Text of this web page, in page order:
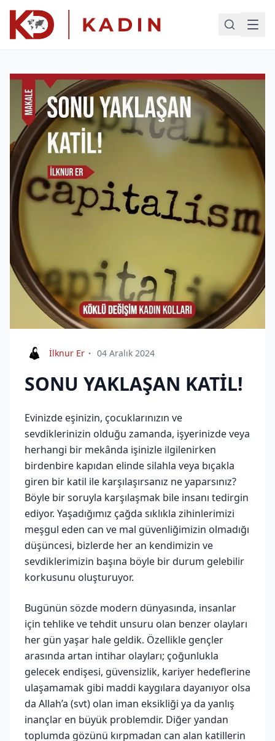
İlknur Er 04 Aralık 2024
SONU YAKLAŞAN KATİL!
Evinizde eşinizin, çocuklarınızın ve
sevdiklerinizin olduğu zamanda, işyerinizde veya
herhangi bir mekânda işinizle ilgilenirken
birdenbire kapıdan elinde silahla veya bıçakla
giren bir katil ile karşılaşırsanız ne yaparsınız?
Böyle bir soruyla karşılaşmak bile insanı tedirgin
ediyor. Yaşadığımız çağda sıklıkla zihinlerimizi
meşgul eden can ve mal güvenliğimizin olmadığı
düşüncesi, bizlerde her an kendimizin ve
sevdiklerimizin başına böyle bir durum gelebilir
korkusunu oluşturuyor.
Bugünün sözde modern dünyasında, insanlar
için tehlike ve tehdit unsuru olan benzer olayları
her gün yaşar hale geldik. Özellikle gençler
arasında artan intihar olayları; çoğunlukla
gelecek endişesi, güvensizlik, kariyer hedeflerine
ulaşamamak gibi maddi kaygılara dayanıyor olsa
da Allah’a (svt) olan iman eksikliği ya da yanlış
inançlar en büyük problemdir. Diğer yandan
toplumda gözünü kırpmadan can alan katillerin